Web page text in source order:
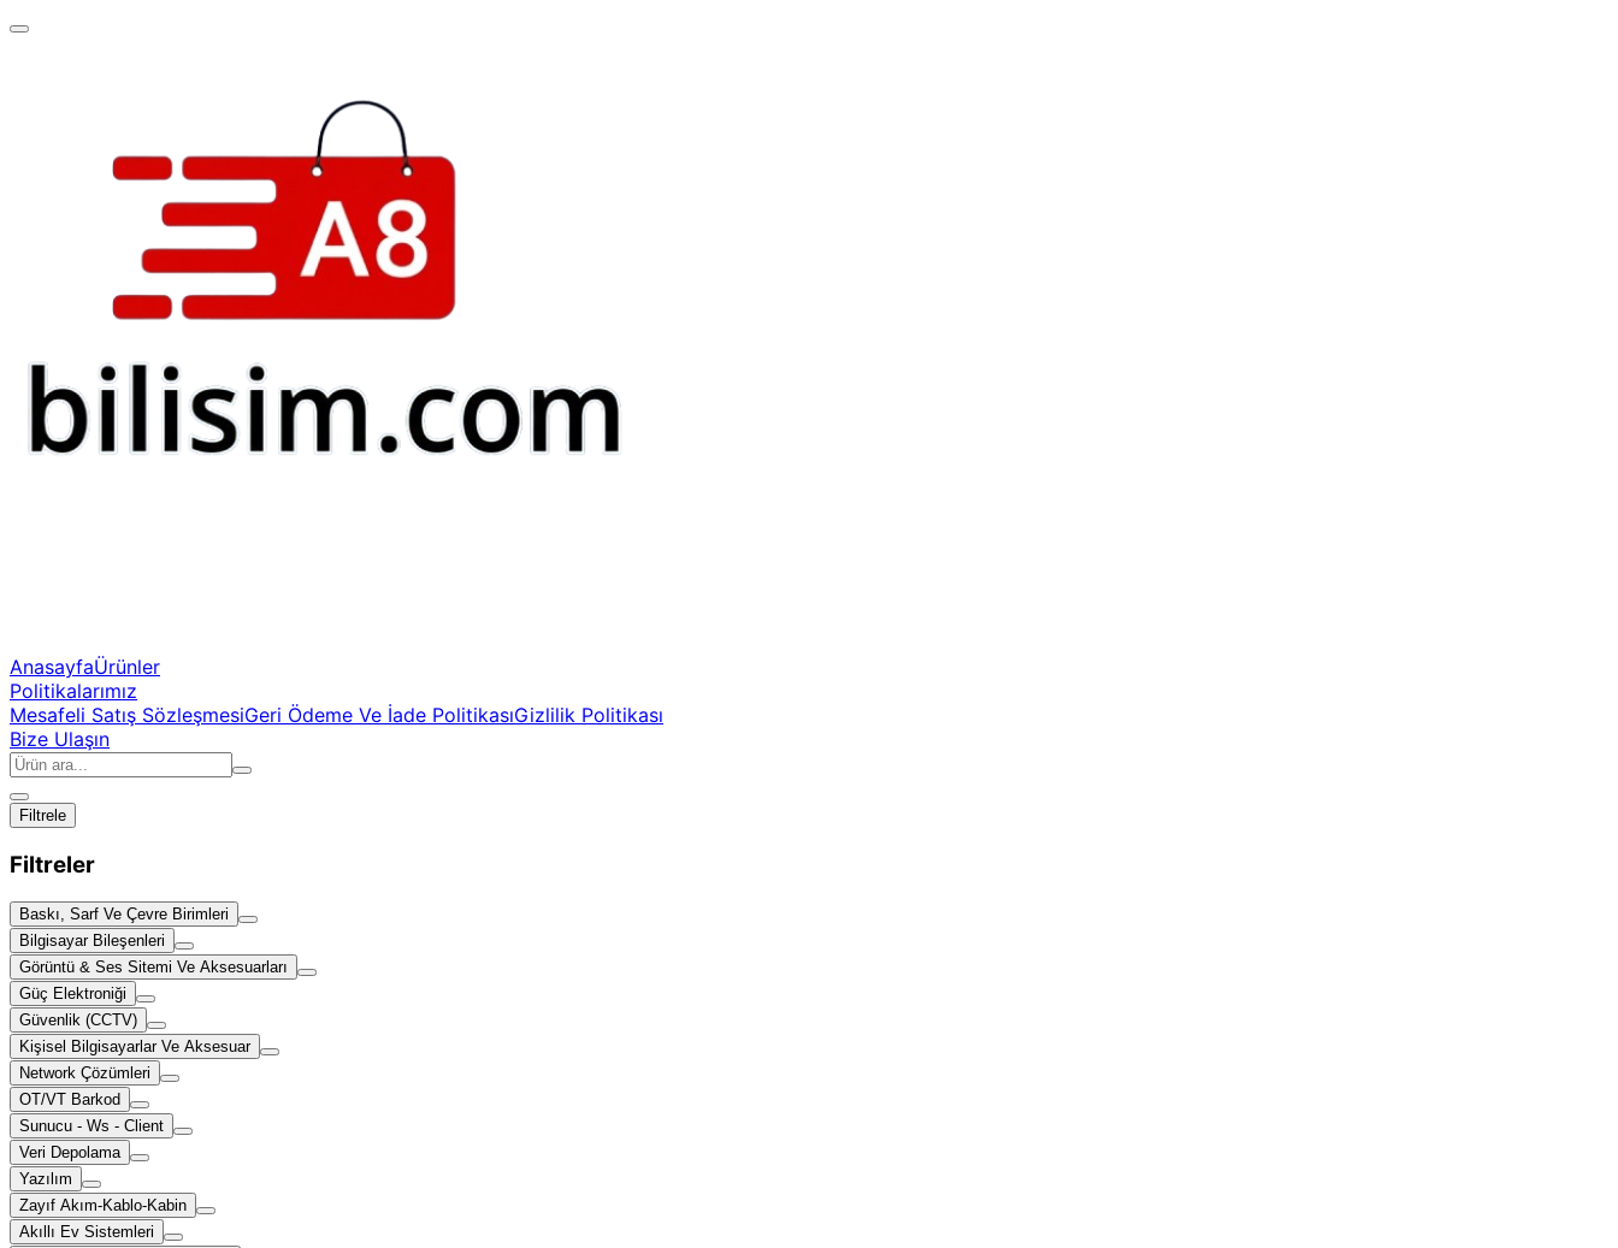
AnasayfaÜrünler
Politikalarımız
Mesafeli Satış SözleşmesiGeri Ödeme Ve İade PolitikasıGizlilik Politikası
Bize Ulaşın
Filtrele
Filtreler
Baskı, Sarf Ve Çevre Birimleri
Bilgisayar Bileşenleri
Görüntü & Ses Sitemi Ve Aksesuarları
Güç Elektroniği
Güvenlik (CCTV)
Kişisel Bilgisayarlar Ve Aksesuar
Network Çözümleri
OT/VT Barkod
Sunucu - Ws - Client
Veri Depolama
Yazılım
Zayıf Akım-Kablo-Kabin
Akıllı Ev Sistemleri